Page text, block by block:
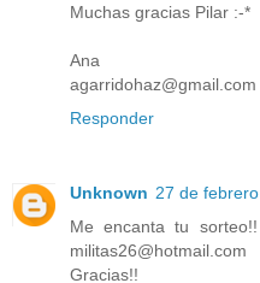
Muchas gracias Pilar :-*
Ana
agarridohaz@gmail.com
Responder
Unknown 27 de
Me encanta tu
militas26@hotmail.com
Gracias!!